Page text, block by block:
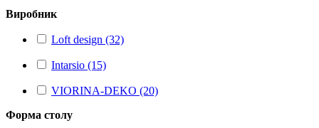
Виробник
Loft design (32)
Intarsio (15)
VIORINA-DEKO (20)
Форма столу